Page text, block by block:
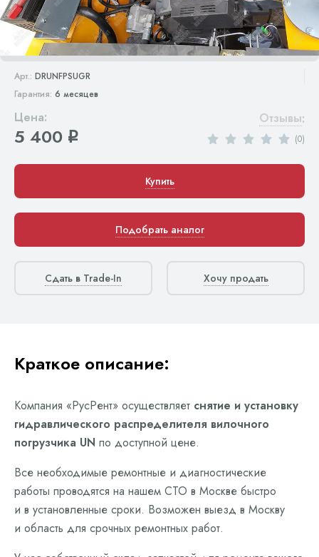
Арт.: DRUNFPSUGR
Гарантия: 6 месяцев
Цена:
5 400 q
Отзывы:
(0)
Купить
Подобрать аналог
Сдать в Trade-In Хочу продать
Краткое описание:
Компания «РусРент» осуществляет снятие и установку
гидравлического распределителя вилочного
погрузчика UN по доступной цене.
Все необходимые ремонтные и диагностические
работы проводятся на нашем СТО в Москве быстро
и в установленные сроки. Возможен выезд в Москву
и область для срочных ремонтных работ.